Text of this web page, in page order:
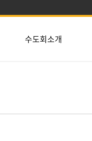
수도회소개